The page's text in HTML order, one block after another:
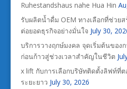
Ruhestandshaus nahe Hua Hin
รับผลิตน้ำดื่ม OEM ทางเลือกที่ช่วย
ต่อยอดธุรกิจอย่างมั่นใจ July 30,
บริการวางฤกษ์มงคล จุดเริ่มต้นของ
ก่อนก้าวสู่ช่วงเวลาสำคัญในชีวิต
x lift กับการเลือกบริษัทติดตั้งลิฟท์ที่
ระยะยาว July 30, 2026